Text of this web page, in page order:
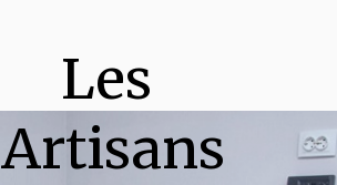
Les
Artisans